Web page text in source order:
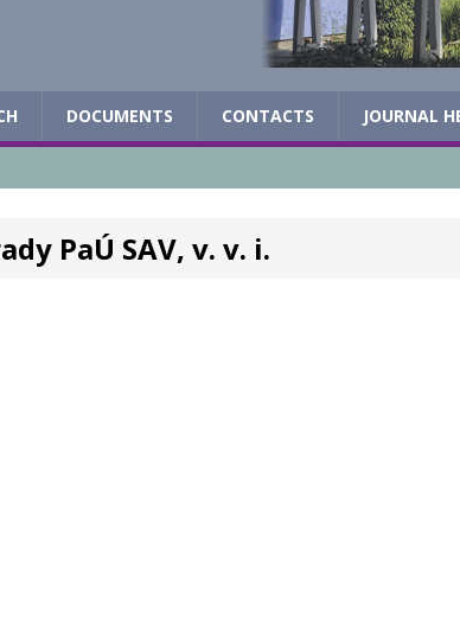
DOCUMENTS CONTACTS JOURNAL
PaÚ SAV, v. v. i.